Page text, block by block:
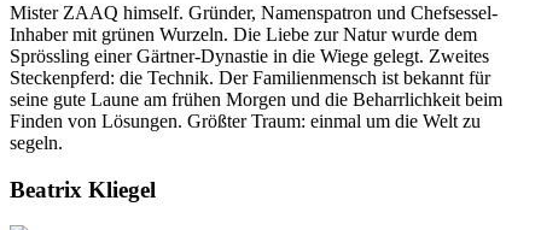
Mister ZAAQ himself. Gründer, Namenspatron und Chefsessel-
Inhaber mit grünen Wurzeln. Die Liebe zur Natur wurde dem
Sprössling einer Gärtner-Dynastie in die Wiege gelegt. Zweites
Steckenpferd: die Technik. Der Familienmensch ist bekannt für
seine gute Laune am frühen Morgen und die Beharrlichkeit beim
Finden von Lösungen. Größter Traum: einmal um die Welt zu
segeln.
Beatrix Kliegel